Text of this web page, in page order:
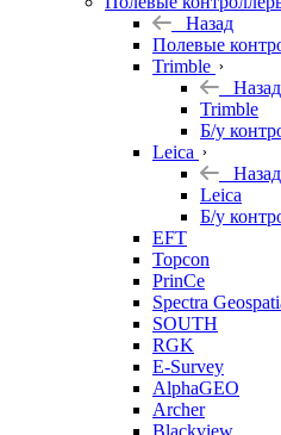
Назад
Полевые
Trimble
Назад
Trimble
Б/у
Leica
Назад
Leica
Б/у
EFT
Topcon
PrinCe
Spectra
SOUTH
RGK
E-Survey
AlphaGEO
Archer
Blackview